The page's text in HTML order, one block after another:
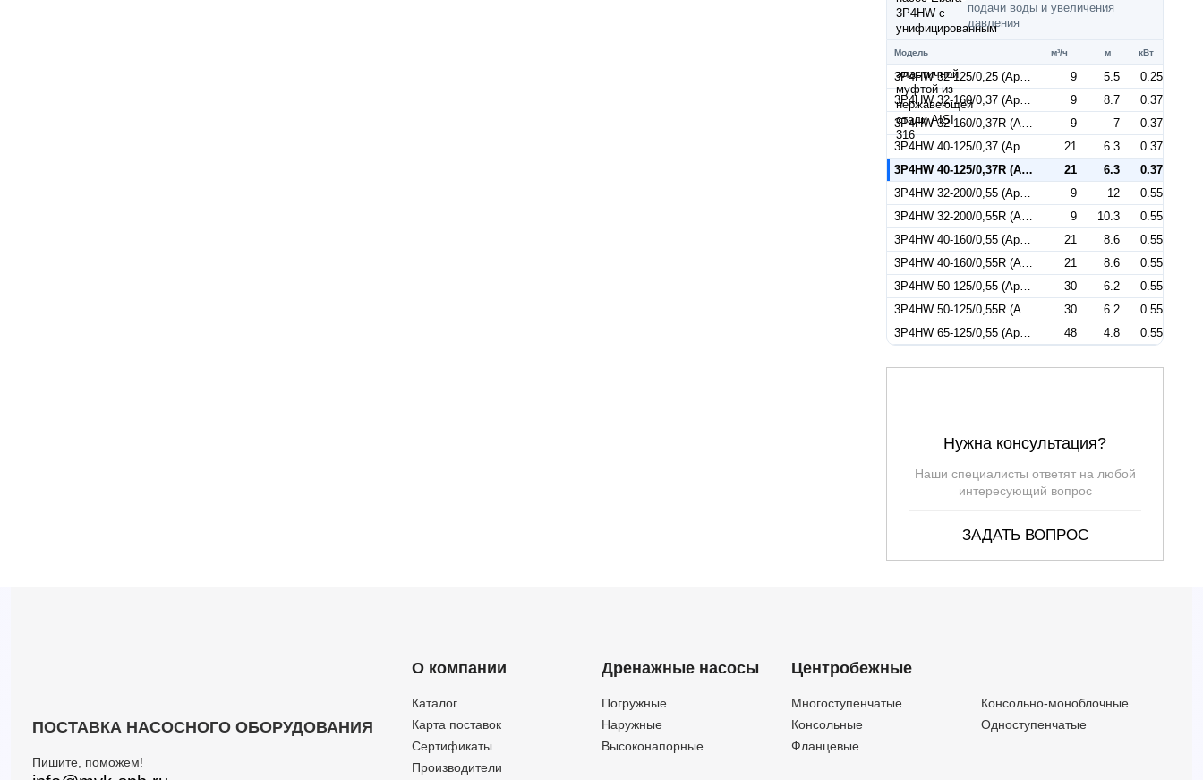
подачи воды и увеличения
давления
Модель м³/ч м кВт
3P4HW 32-125/0,25 (Артикул 1848019204) 9 5.5
0.25
3P4HW 32-160/0,37 (Артикул 1848029204)
9 8.7
0.37
3P4HW 32-160/0,37R (Артикул 1849029204)
9 7
0.37
3P4HW 40-125/0,37 (Артикул 1858029204)
21 6.3
0.37
3P4HW 40-125/0,37R (Артикул 1859029204)
21 6.3
0.37
3P4HW 32-200/0,55 (Артикул 1848039204)
9 12
0.55
3P4HW 32-200/0,55R (Артикул 1849039204)
9 10.3
0.55
3P4HW 40-160/0,55 (Артикул 1858039204)
21 8.6
0.55
3P4HW 40-160/0,55R (Артикул 1859039204)
21 8.6
0.55
3P4HW 50-125/0,55 (Артикул 1868039204)
30 6.2
0.55
3P4HW 50-125/0,55R (Артикул 1869039204)
30 6.2
0.55
3P4HW 65-125/0,55 (Артикул 1878439204)
48 4.8 0.55
Нужна консультация?
Наши специалисты ответят на любой
интересующий вопрос
ЗАДАТЬ ВОПРОС
ПОСТАВКА НАСОСНОГО ОБОРУДОВАНИЯ
Пишите, поможем!
О компании
Каталог
Карта поставок
Сертификаты
Производители
Дренажные насосы
Погружные
Наружные
Высоконапорные
Центробежные
Многоступенчатые
Консольно-моноблочные
Консольные
Одноступенчатые
Фланцевые